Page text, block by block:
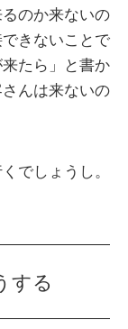
のか来ないの
きないことで
たら」と書か
んは来ないの
でしょうし。
する